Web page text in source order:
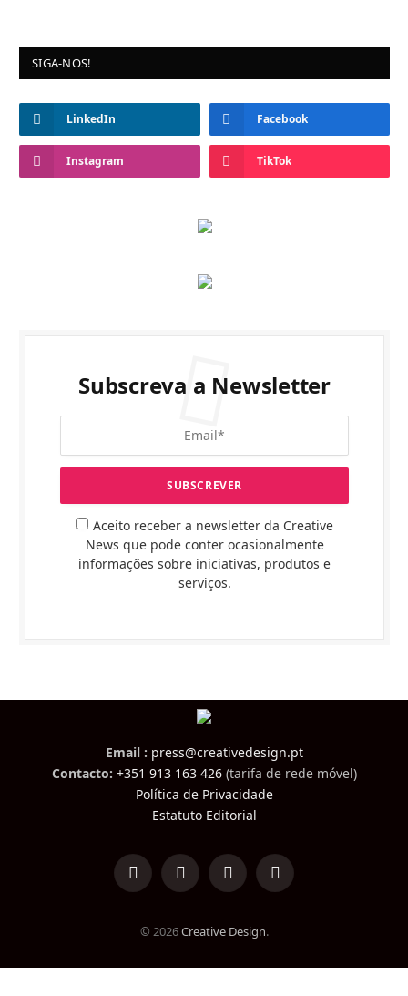
SIGA-NOS!
LinkedIn Facebook
Instagram TikTok
Subscreva a Newsletter
Aceito receber a newsletter da Creative
News que pode conter ocasionalmente
informações sobre iniciativas, produtos e
serviços.
Email : press@creativedesign.pt
Contacto: +351 913 163 426(tarifa de rede móvel)
Política de Privacidade
Estatuto Editorial
LinkedInFacebookInstagramTikTok
© 2026Creative Design.